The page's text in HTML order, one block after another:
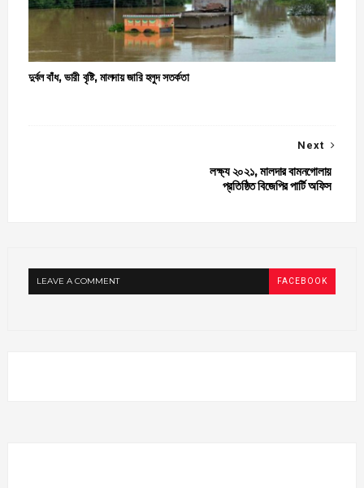
দুর্বল বাঁধ, ভারী বৃষ্টি, মালদায় জারি হলুদ সতর্কতা
Next
লক্ষ্য ২০২১, মালদার বামনগোলায়
প্রতিষ্ঠিত বিজেপির পার্টি অফিস
LEAVE A COMMENT FACEBOOK